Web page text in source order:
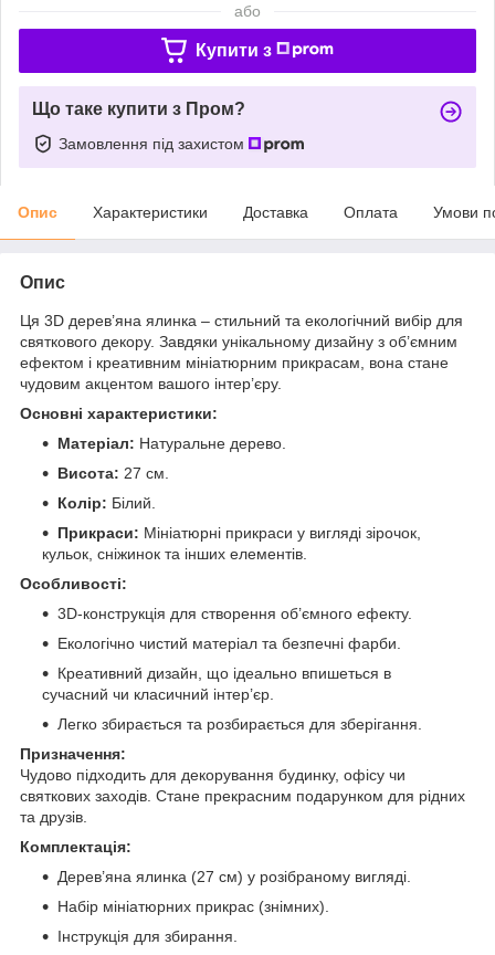
або
Купити з
Що таке купити з Пром?
Замовлення під захистом
Опис Характеристики Доставка Оплата Умови
Опис
Ця 3D дерев’яна ялинка – стильний та екологічний вибір для
святкового декору. Завдяки унікальному дизайну з об’ємним
ефектом і креативним мініатюрним прикрасам, вона стане
чудовим акцентом вашого інтер’єру.
Основні характеристики:
Матеріал: Натуральне дерево.
Висота: 27 см.
Колір: Білий.
Прикраси: Мініатюрні прикраси у вигляді зірочок,
кульок, сніжинок та інших елементів.
Особливості:
3D-конструкція для створення об’ємного ефекту.
Екологічно чистий матеріал та безпечні фарби.
Креативний дизайн, що ідеально впишеться в
сучасний чи класичний інтер’єр.
Легко збирається та розбирається для зберігання.
Призначення:
Чудово підходить для декорування будинку, офісу чи
святкових заходів. Стане прекрасним подарунком для рідних
та друзів.
Комплектація:
Дерев’яна ялинка (27 см) у розібраному вигляді.
Набір мініатюрних прикрас (знімних).
Інструкція для збирання.